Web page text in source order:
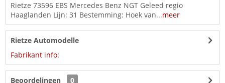
Rietze 73596 EBS Mercedes Benz NGT Geleed regio
Haaglanden Lijn: 31 Bestemming: Hoek van...meer
Rietze Automodelle
Fabrikant info:
Beoordelingen
0